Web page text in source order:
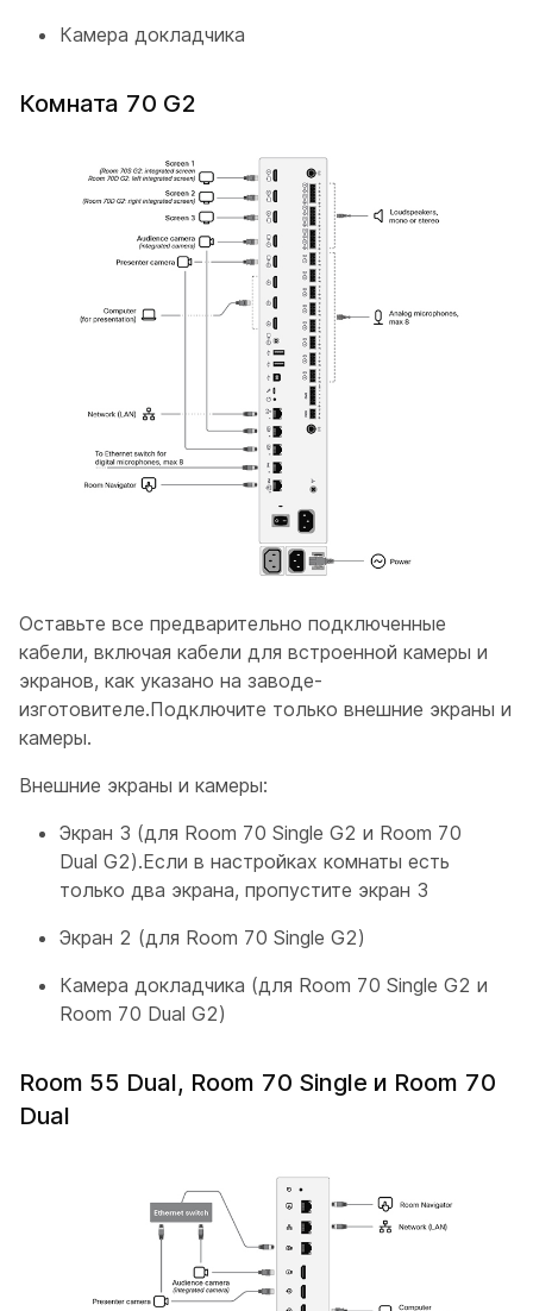
Камера докладчика
Комната 70 G2
Оставьте все предварительно подключенные
кабели, включая кабели для встроенной камеры и
экранов, как указано на заводе-
изготовителе.Подключите только внешние экраны и
камеры.
Внешние экраны и камеры:
Экран 3 (для Room 70 Single G2 и Room 70
Dual G2).Если в настройках комнаты есть
только два экрана, пропустите экран 3
Экран 2 (для Room 70 Single G2)
Камера докладчика (для Room 70 Single G2 и
Room 70 Dual G2)
Room 55 Dual, Room 70 Single и Room 70
Dual